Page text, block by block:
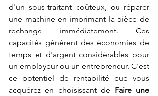
d'un sous-traitant coûteux, ou réparer
une machine en imprimant la pièce de
rechange immédiatement. Ces
capacités génèrent des économies de
temps et d'argent considérables pour
un employeur ou un entrepreneur. C'est
ce potentiel de rentabilité que vous
acquérez en choisissant de Faire une